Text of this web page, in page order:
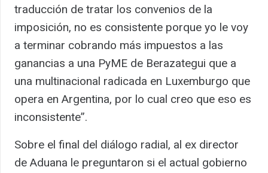
traducción de tratar los convenios de la
imposición, no es consistente porque yo le voy
a terminar cobrando más impuestos a las
ganancias a una PyME de Berazategui que a
una multinacional radicada en Luxemburgo que
opera en Argentina, por lo cual creo que eso es
inconsistente”.
Sobre el final del diálogo radial, al ex director
de Aduana le preguntaron si el actual gobierno